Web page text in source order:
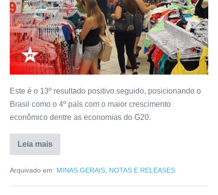
Este é o 13º resultado positivo seguido, posicionando o
Brasil como o 4º país com o maior crescimento
econômico dentre as economias do G20.
Leia mais
Arquivado em: MINAS GERAIS NOTAS E RELEASES